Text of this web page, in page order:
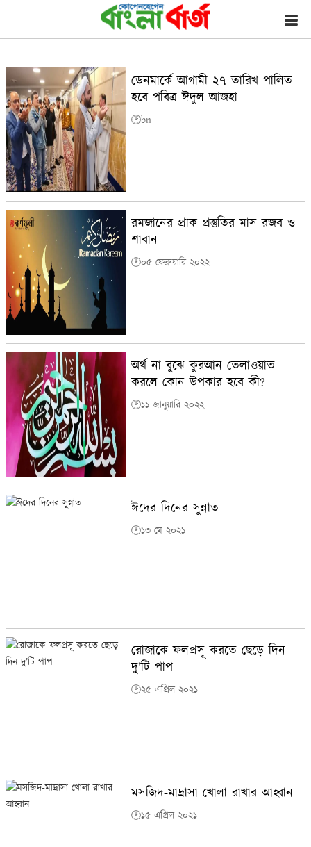
ডেনমার্কে আগামী ২৭ তারিখ পালিত
হবে পবিত্র ঈদুল আজহা
🕑bn
রমজানের প্রাক প্রস্তুতির মাস রজব ও
শাবান
🕑০৫ ফেব্রুয়ারি ২০২২
অর্থ না বুঝে কুরআন তেলাওয়াত
করলে কোন উপকার হবে কী?
🕑১১ জানুয়ারি ২০২২
ঈদের দিনের সুন্নাত
🕑১৩ মে ২০২১
রোজাকে ফলপ্রসূ করতে ছেড়ে দিন
দু’টি পাপ
🕑২৫ এপ্রিল ২০২১
মসজিদ-মাদ্রাসা খোলা রাখার আহ্বান
🕑১৫ এপ্রিল ২০২১